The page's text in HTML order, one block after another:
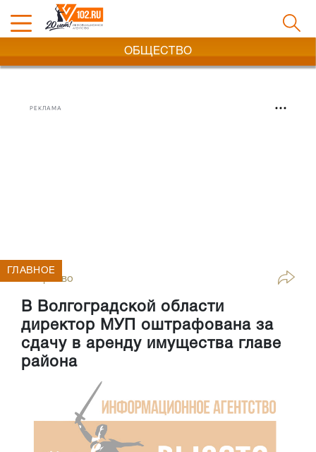
ОБЩЕСТВО
РЕКЛАМА
Общество
В Волгоградской области
директор МУП оштрафована за
сдачу в аренду имущества главе
района
ГЛАВНОЕ